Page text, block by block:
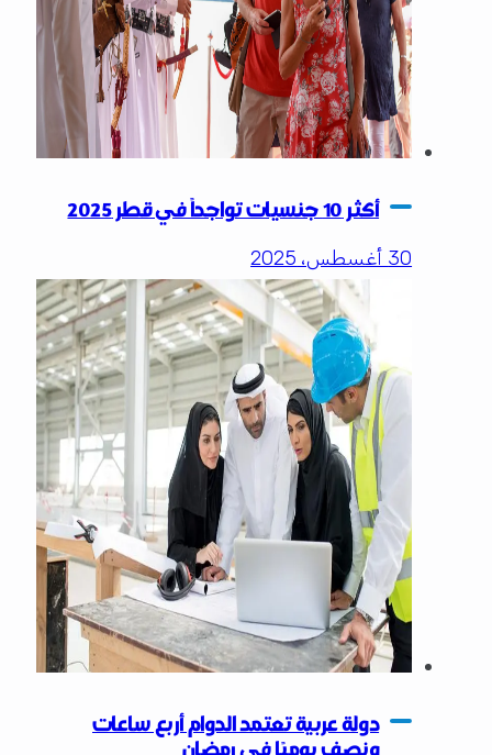
أكثر 10 جنسيات تواجداً في قطر 2025
30 أغسطس، 2025
دولة عربية تعتمد الدوام أربع ساعات
ونصف يوميًا في رمضان